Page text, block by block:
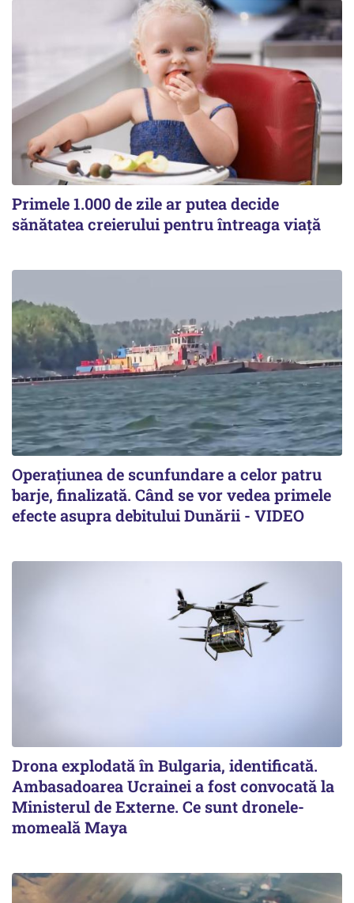
Primele 1.000 de zile ar putea decide
sănătatea creierului pentru întreaga viață
Operațiunea de scunfundare a celor patru
barje, finalizată. Când se vor vedea primele
efecte asupra debitului Dunării - VIDEO
Drona explodată în Bulgaria, identificată.
Ambasadoarea Ucrainei a fost convocată la
Ministerul de Externe. Ce sunt dronele-
momeală Maya